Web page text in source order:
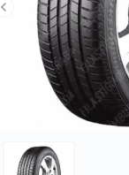
Previous Slide